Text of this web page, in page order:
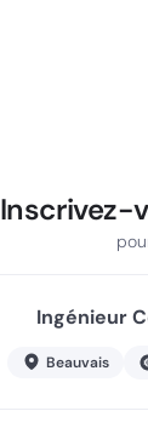
Inscrivez-
Ingénieur
Beauvais